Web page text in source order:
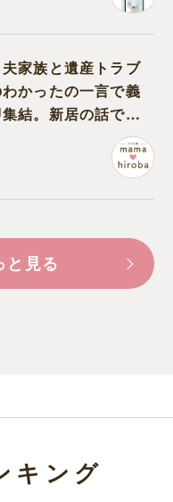
夫家族と遺産トラブ
かったの一言で義
結。新居の話で盛
義家族を置いて実家
と見る
キング